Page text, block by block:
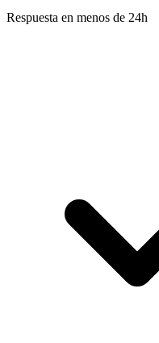
Respuesta en menos de 24h